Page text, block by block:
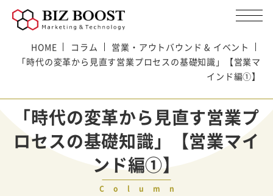
HOME コラム
営業・アウトバウンド & イベント
「時代の変革から見直す営業プロセスの基礎知識」【営業マ
インド編①】
「時代の変革から見直す営業プ
ロセスの基礎知識」【営業マイ
ンド編①】
Column